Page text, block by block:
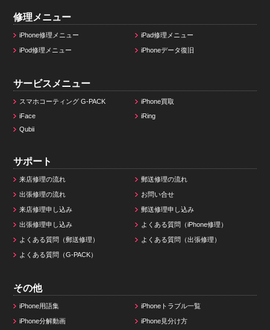
修理メニュー
iPhone修理メニュー iPad修理メニュー
iPod修理メニュー iPhoneデータ復旧
サービスメニュー
スマホコーティング G-PACK
iPhone買取
iFace
iRing
Qubii
サポート
来店修理の流れ 郵送修理の流れ
出張修理の流れ お問い合せ
来店修理申し込み 郵送修理申し込み
出張修理申し込み よくある質問（iPhone修理）
よくある質問（郵送修理） よくある質問（出張修理）
よくある質問（G-PACK）
その他
iPhone用語集 iPhoneトラブル一覧
iPhone分解動画 iPhone見分け方